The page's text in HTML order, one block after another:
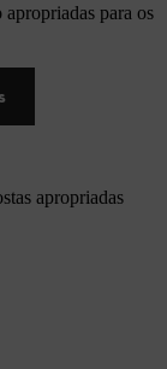
para os
apropriadas